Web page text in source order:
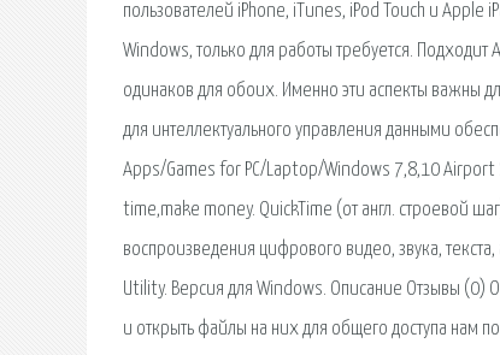
пользователей iPhone, iTunes, iPod Touch и
Windows, только для работы требуется.
одинаков для обоих. Именно эти аспекты важны
для интеллектуального управления данными
Apps/Games for PC/Laptop/Windows 7,8,10
time,make money. QuickTime (от англ. строевой
воспроизведения цифрового видео, звука,
Utility. Версия для Windows. Описание Отзывы (0)
и открыть файлы на них для общего доступа нам